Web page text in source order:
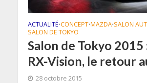
ACTUALITÉ•CONCEPT•MAZDA•SALON
SALON DE TOKYO
Salon de Tokyo 2015
RX-Vision, le retour
28 octobre 2015